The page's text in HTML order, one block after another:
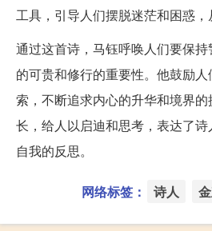
工具，引导人们摆脱迷茫和困惑，
通过这首诗，马钰呼唤人们要保
的可贵和修行的重要性。他鼓励
索，不断追求内心的升华和境界
长，给人以启迪和思考，表达了
自我的反思。
网络标签： 诗人